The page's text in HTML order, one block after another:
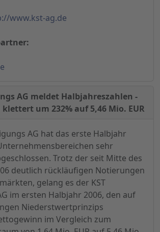
www.kst-ag.de
AG meldet Halbjahreszahlen -
um 232% auf 5,46 Mio. EUR
AG hat das erste Halbjahr
sehr
Trotz der seit Mitte des
deutlich rückläufigen Notierungen
gelang es der KST
im ersten Halbjahr 2006, den auf
Niederstwertprinzips
im Vergleich zum